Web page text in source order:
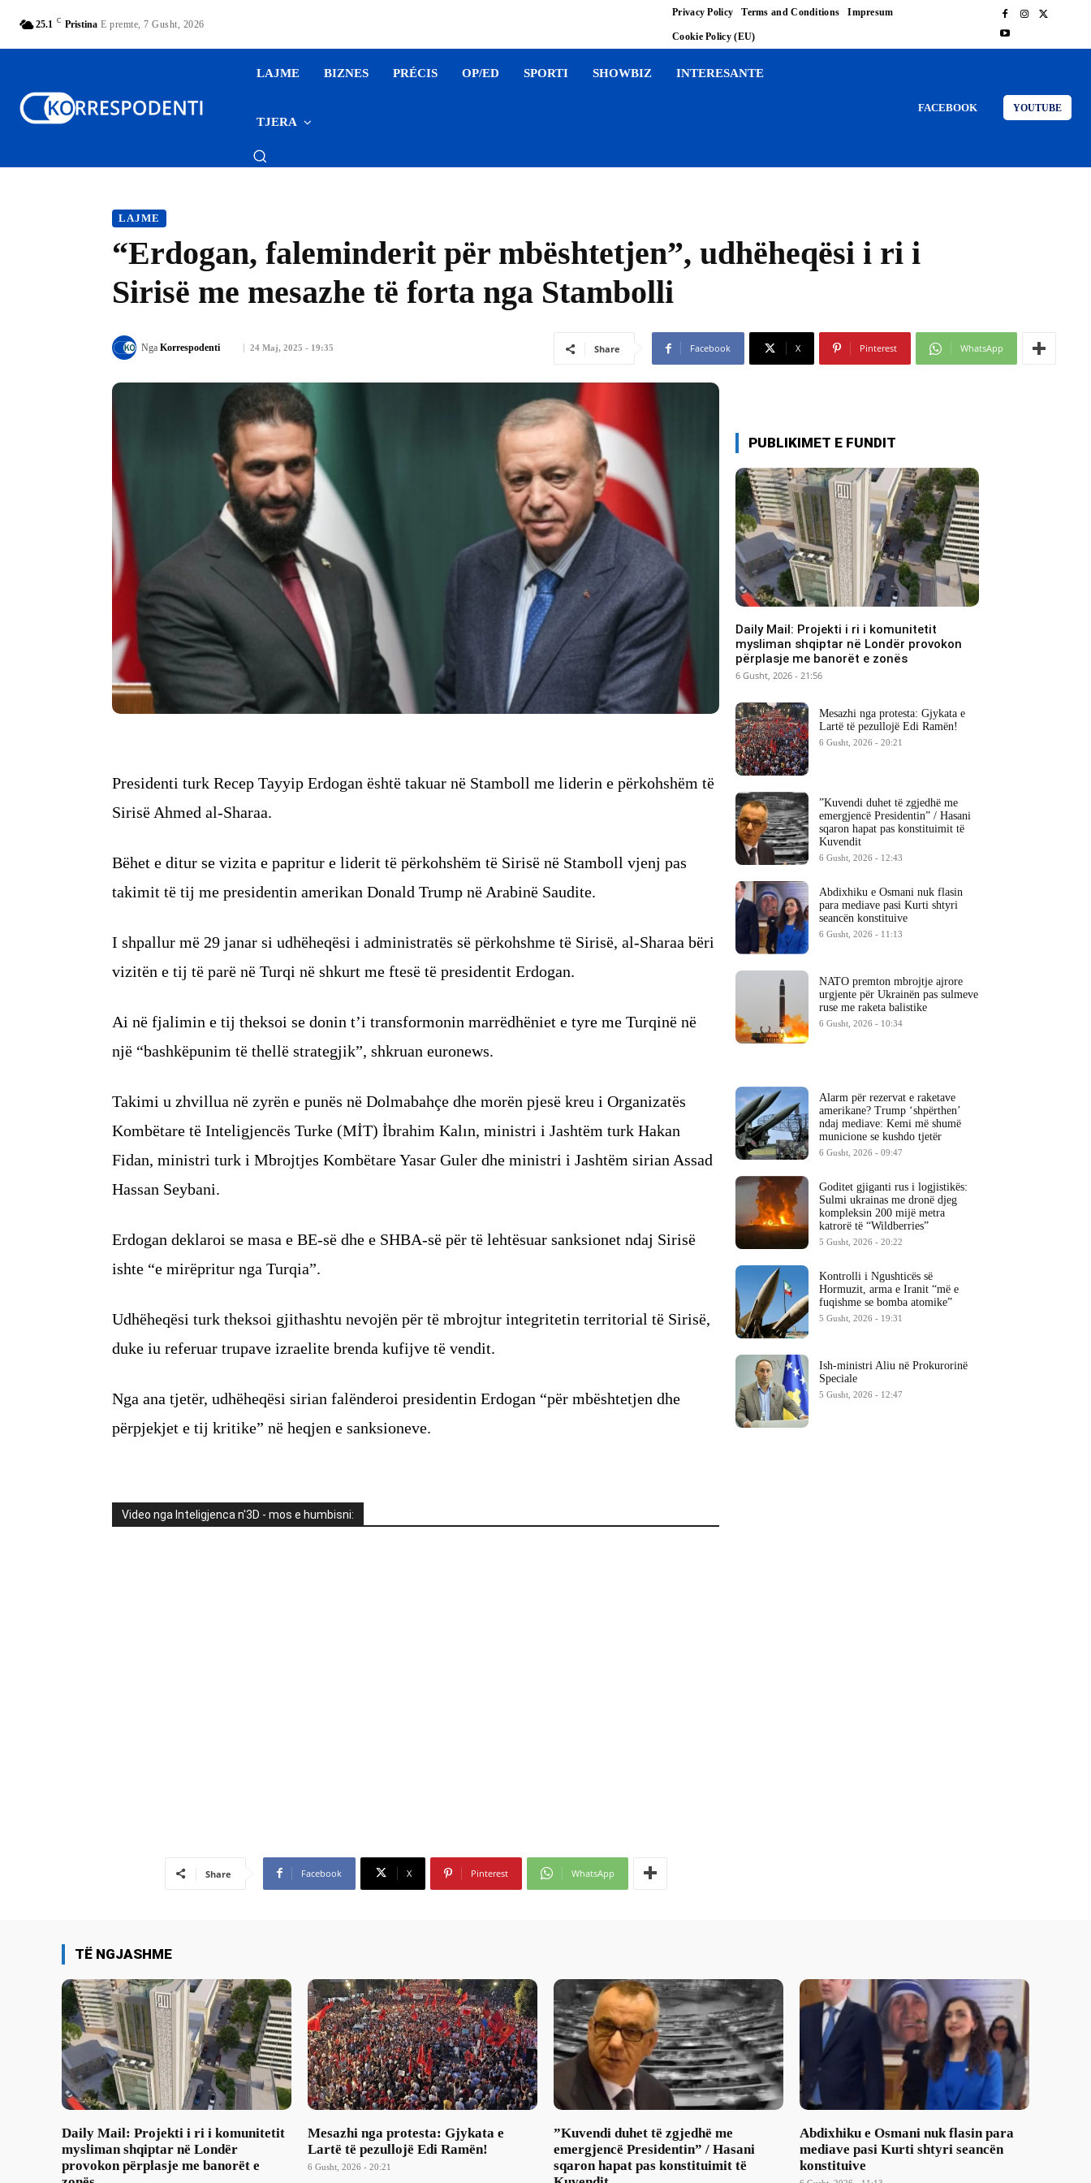
25.1 C Pristina E premte, 7 Gusht, 2026
Privacy Policy Terms and Conditions Impresum
Cookie Policy (EU)
LAJME BIZNES PRÉCIS OP/ED SPORTI SHOWBIZ INTERESANTE
TJERA
FACEBOOK YOUTUBE
LAJME
“Erdogan, faleminderit për mbështetjen”, udhëheqësi i ri i
Sirisë me mesazhe të forta nga Stambolli
24 Maj, 2025 - 19:35
Nga Korrespodenti Share Facebook X Pinterest WhatsApp
Presidenti turk Recep Tayyip Erdogan është takuar në Stamboll me liderin e përkohshëm të
Sirisë Ahmed al-Sharaa.
Bëhet e ditur se vizita e papritur e liderit të përkohshëm të Sirisë në Stamboll vjenj pas
takimit të tij me presidentin amerikan Donald Trump në Arabinë Saudite.
I shpallur më 29 janar si udhëheqësi i administratës së përkohshme të Sirisë, al-Sharaa bëri
vizitën e tij të parë në Turqi në shkurt me ftesë të presidentit Erdogan.
Ai në fjalimin e tij theksoi se donin t’i transformonin marrëdhëniet e tyre me Turqinë në
një “bashkëpunim të thellë strategjik”, shkruan euronews.
Takimi u zhvillua në zyrën e punës në Dolmabahçe dhe morën pjesë kreu i Organizatës
Kombëtare të Inteligjencës Turke (MİT) İbrahim Kalın, ministri i Jashtëm turk Hakan
Fidan, ministri turk i Mbrojtjes Kombëtare Yasar Guler dhe ministri i Jashtëm sirian Assad
Hassan Seybani.
Erdogan deklaroi se masa e BE-së dhe e SHBA-së për të lehtësuar sanksionet ndaj Sirisë
ishte “e mirëpritur nga Turqia”.
Udhëheqësi turk theksoi gjithashtu nevojën për të mbrojtur integritetin territorial të Sirisë,
duke iu referuar trupave izraelite brenda kufijve të vendit.
Nga ana tjetër, udhëheqësi sirian falënderoi presidentin Erdogan “për mbështetjen dhe
përpjekjet e tij kritike” në heqjen e sanksioneve.
Video nga Inteligjenca n'3D - mos e humbisni:
Share Facebook X Pinterest WhatsApp
PUBLIKIMET E FUNDIT
Daily Mail: Projekti i ri i komunitetit
mysliman shqiptar në Londër provokon
përplasje me banorët e zonës
6 Gusht, 2026 - 21:56
Mesazhi nga protesta: Gjykata e
Lartë të pezullojë Edi Ramën!
6 Gusht, 2026 - 20:21
​”Kuvendi duhet të zgjedhë me
emergjencë Presidentin” / Hasani
sqaron hapat pas konstituimit të
Kuvendit
6 Gusht, 2026 - 12:43
Abdixhiku e Osmani nuk flasin
para mediave pasi Kurti shtyri
seancën konstituive
6 Gusht, 2026 - 11:13
NATO premton mbrojtje ajrore
urgjente për Ukrainën pas sulmeve
ruse me raketa balistike
6 Gusht, 2026 - 10:34
Alarm për rezervat e raketave
amerikane? Trump ‘shpërthen’
ndaj mediave: Kemi më shumë
municione se kushdo tjetër
6 Gusht, 2026 - 09:47
Goditet gjiganti rus i logjistikës:
Sulmi ukrainas me dronë djeg
kompleksin 200 mijë metra
katrorë të “Wildberries”
5 Gusht, 2026 - 20:22
Kontrolli i Ngushticës së
Hormuzit, arma e Iranit “më e
fuqishme se bomba atomike”
5 Gusht, 2026 - 19:31
Ish-ministri ​Aliu në Prokurorinë
Speciale
5 Gusht, 2026 - 12:47
TË NGJASHME
Daily Mail: Projekti i ri i komunitetit
mysliman shqiptar në Londër
provokon përplasje me banorët e
Mesazhi nga protesta: Gjykata e
Lartë të pezullojë Edi Ramën!
6 Gusht, 2026 - 20:21
​”Kuvendi duhet të zgjedhë me
emergjencë Presidentin” / Hasani
sqaron hapat pas konstituimit të
Abdixhiku e Osmani nuk flasin para
mediave pasi Kurti shtyri seancën
konstituive